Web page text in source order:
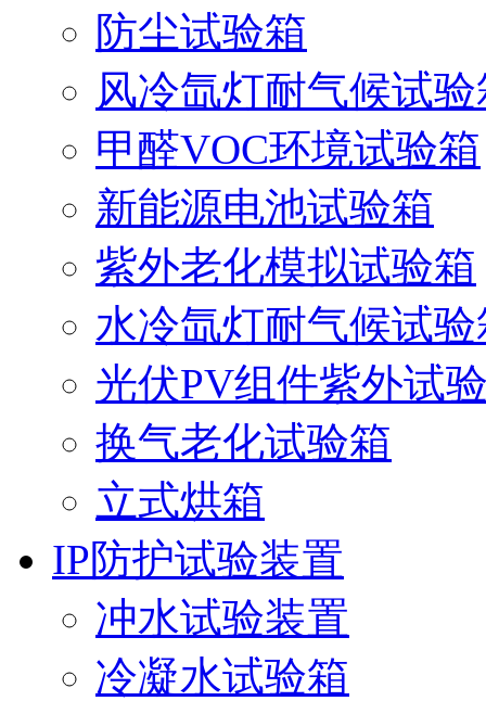
防尘试验箱
风冷氙灯耐气候试
甲醛VOC环境试验箱
新能源电池试验箱
紫外老化模拟试验箱
水冷氙灯耐气候试验
光伏PV组件紫外试
换气老化试验箱
立式烘箱
IP防护试验装置
冲水试验装置
冷凝水试验箱